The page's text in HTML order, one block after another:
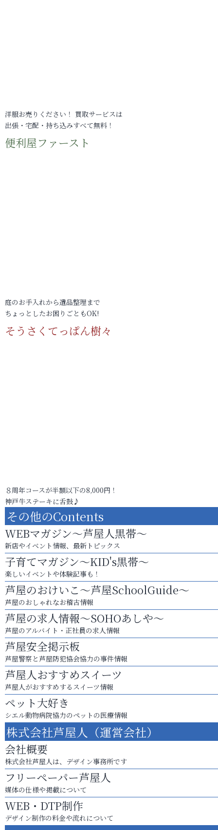
洋服お売りください！ 買取サービスは
出張・宅配・持ち込みすべて無料！
便利屋ファースト
庭のお手入れから遺品整理まで
ちょっとしたお困りごともOK!
そうさくてっぱん樹々
８周年コースが半額以下の8,000円！
神戸牛ステーキに舌鼓♪
その他のContents
WEBマガジン～芦屋人黒帯～
新店やイベント情報、最新トピックス
子育てマガジン～KID's黒帯～
楽しいイベントや体験記事も！
芦屋のおけいこ～芦屋SchoolGuide～
芦屋のおしゃれなお稽古情報
芦屋の求人情報～SOHOあしや～
芦屋のアルバイト・正社員の求人情報
芦屋安全掲示板
芦屋警察と芦屋防犯協会協力の事件情報
芦屋人おすすめスイーツ
芦屋人がおすすめするスイーツ情報
ペット大好き
シエル動物病院協力のペットの医療情報
株式会社芦屋人（運営会社）
会社概要
株式会社芦屋人は、デザイン事務所です
フリーペーパー芦屋人
媒体の仕様や掲載について
WEB・DTP制作
デザイン制作の料金や流れについて